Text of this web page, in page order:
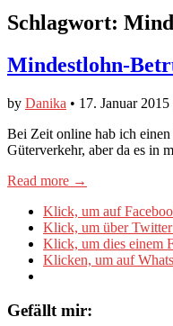
Schlagwort:
Mindestlohn-
by Danika • 17. Januar 2015
Bei Zeit online hab ich
Güterverkehr, aber da es in
Read more →
Klick, um auf
Klick, um über
Klick, um dies einem
Klicken, um auf
Gefällt mir: